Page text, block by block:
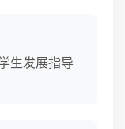
生发展指导